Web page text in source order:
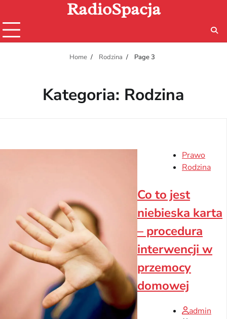
content
RadioSpacja
Home Rodzina Page 3
Kategoria: Rodzina
Prawo
Rodzina
Co to jest
niebieska karta
– procedura
interwencji w
przemocy
domowej
admin